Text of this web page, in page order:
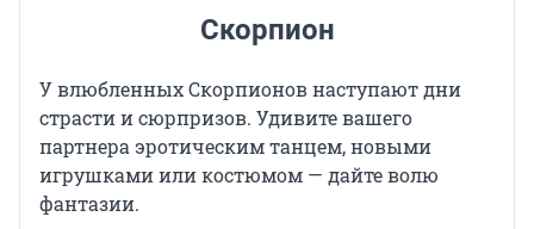
Скорпион
У влюбленных Скорпионов наступают дни
страсти и сюрпризов. Удивите вашего
партнера эротическим танцем, новыми
игрушками или костюмом — дайте волю
фантазии.